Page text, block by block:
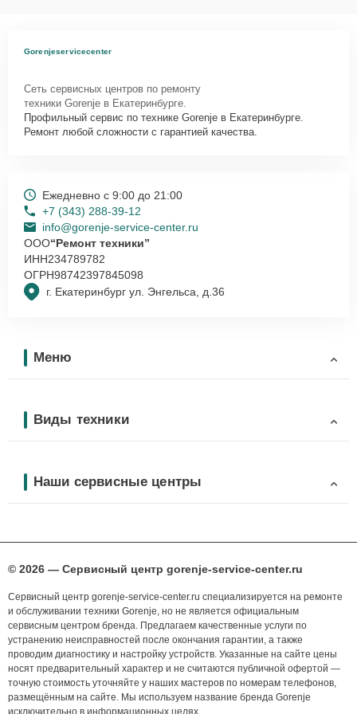
Gorenjeservicecenter
Сеть сервисных центров по ремонту
техники Gorenje в Екатеринбурге.
Профильный сервис по технике Gorenje в Екатеринбурге.
Ремонт любой сложности с гарантией качества.
г. Екатеринбург ул. Энгельса, д.36
Ежедневно с 9:00 до 21:00
+7 (343) 288-39-12
info@gorenje-service-center.ru
ООО“Ремонт техники”
ИНН234789782
ОГРН98742397845098
Меню
Виды техники
Наши сервисные центры
© 2026 — Сервисный центр gorenje-service-center.ru
Сервисный центр gorenje-service-center.ru специализируется на ремонте
и обслуживании техники Gorenje, но не является официальным
сервисным центром бренда. Предлагаем качественные услуги по
устранению неисправностей после окончания гарантии, а также
проводим диагностику и настройку устройств. Указанные на сайте цены
носят предварительный характер и не считаются публичной офертой —
точную стоимость уточняйте у наших мастеров по номерам телефонов,
размещённым на сайте. Мы используем название бренда Gorenje
исключительно в информационных целях.